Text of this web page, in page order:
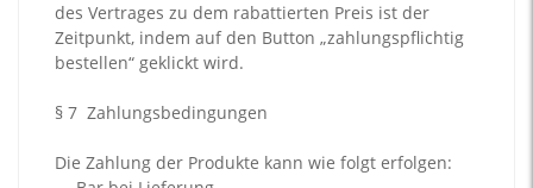
des Vertrages zu dem rabattierten Preis ist der
Zeitpunkt, indem auf den Button „zahlungspflichtig
bestellen“ geklickt wird.
§ 7 Zahlungsbedingungen
Die Zahlung der Produkte kann wie folgt erfolgen: